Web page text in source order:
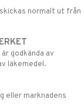
normalt ut från
godkända av
läkemedel.
eller marknadens